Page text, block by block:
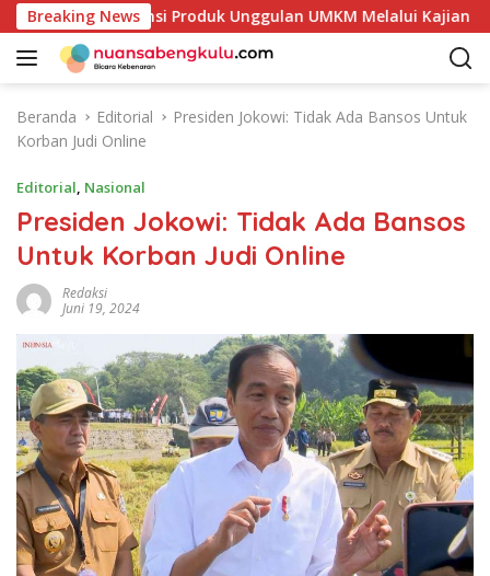
a
Breaking News
Petakan Potensi Produk Unggulan UMKM Melalui Kajian Bank
Beranda Editorial
Presiden Jokowi: Tidak Ada Bansos Untuk
Korban Judi Online
Editorial, Nasional
Presiden Jokowi: Tidak Ada Bansos
Untuk Korban Judi Online
Redaksi
Juni 19, 2024